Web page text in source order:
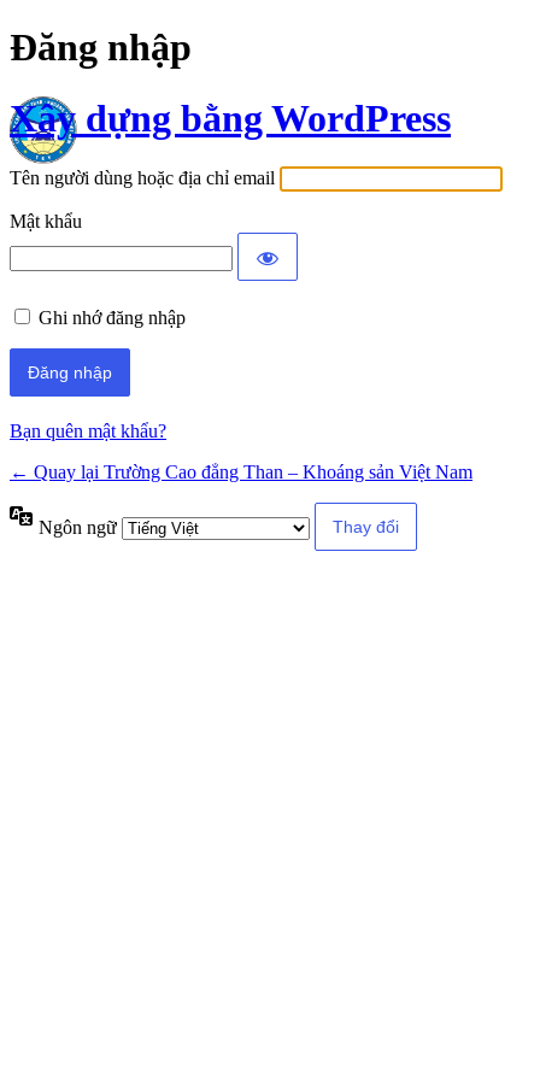
Đăng nhập
Xây dựng bằng WordPress
Tên người dùng hoặc địa chỉ email
Mật khẩu
Ghi nhớ đăng nhập
Bạn quên mật khẩu?
← Quay lại Trường Cao đẳng Than – Khoáng sản Việt Nam
Ngôn ngữ